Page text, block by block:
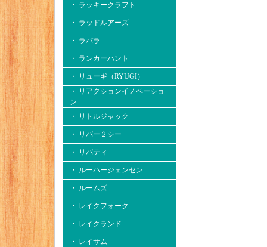
・ ラッキークラフト
・ ラッドルアーズ
・ ラパラ
・ ランカーハント
・ リューギ（RYUGI）
・ リアクションイノベーショ
ン
・ リトルジャック
・ リバー２シー
・ リバティ
・ ルーハージェンセン
・ ルームズ
・ レイクフォーク
・ レイクランド
・ レイサム